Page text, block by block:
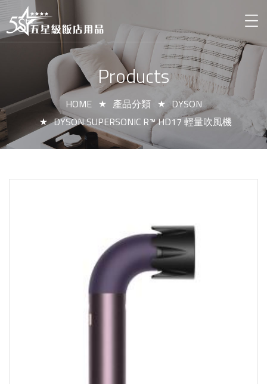
Products
HOME 產品分類
DYSON
DYSON SUPERSONIC R™ HD17 輕量吹風機